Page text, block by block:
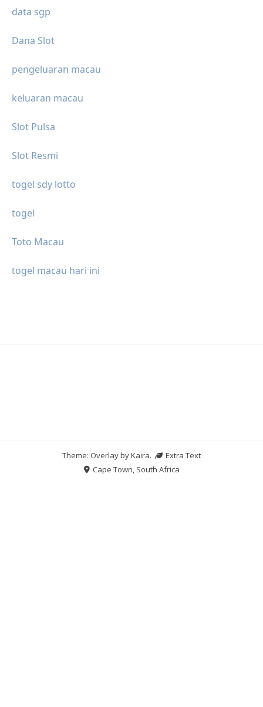
data sgp
Dana Slot
pengeluaran macau
keluaran macau
Slot Pulsa
Slot Resmi
togel sdy lotto
togel
Toto Macau
togel macau hari ini
Theme: Overlay byKaira.
Extra Text
Cape Town, South Africa